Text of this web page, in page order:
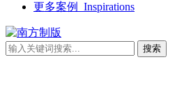
更多案例_Inspirations